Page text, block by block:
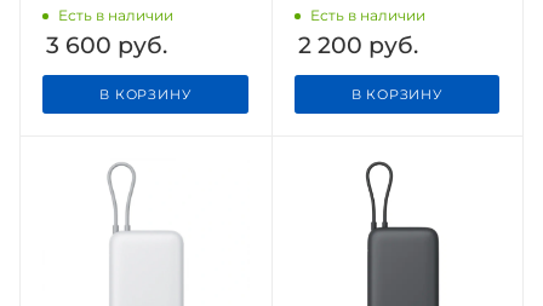
Power Bank With Cable
USB-C 10000mAh 33W
(WPB1007MI) White
Есть в наличии
3 600 руб.
В КОРЗИНУ
20000mAh Type-C 18W
PLM18ZM
Есть в наличии
2 200 руб.
В КОРЗИНУ